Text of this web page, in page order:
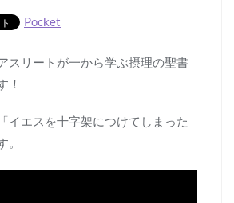
Pocket
スリートが一から学ぶ摂理の聖書
！
イエスを十字架につけてしまった
。